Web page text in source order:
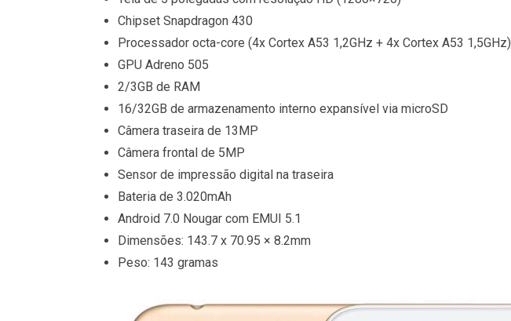
Chipset Snapdragon 430
Processador octa-core (4x Cortex A53 1,2GHz + 4x Cortex A53 1,5GHz)
GPU Adreno 505
2/3GB de RAM
16/32GB de armazenamento interno expansível via microSD
Câmera traseira de 13MP
Câmera frontal de 5MP
Sensor de impressão digital na traseira
Bateria de 3.020mAh
Android 7.0 Nougar com EMUI 5.1
Dimensões: 143.7 x 70.95 × 8.2mm
Peso: 143 gramas